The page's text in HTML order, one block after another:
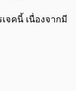
จคนี้ เนื่องจากมี